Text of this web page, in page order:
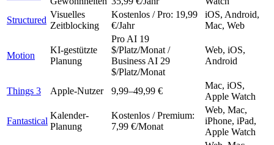
Structured
Visuelles
Zeitblocking
Kostenlos / Pro: 19,99
€/Jahr
iOS, Android,
Mac, Web
Motion
KI-gestützte
Planung
Pro AI 19
$/Platz/Monat /
Business AI 29
$/Platz/Monat
Web, iOS,
Android
Things 3 Apple-Nutzer 9,99–49,99 €
Mac, iOS,
Apple Watch
Fantastical
Kalender-
Planung
Kostenlos / Premium:
7,99 €/Monat
Web, Mac,
iPhone, iPad,
Apple Watch